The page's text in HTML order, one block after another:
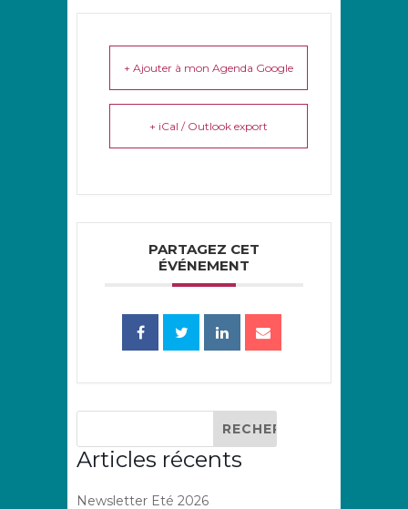
+ Ajouter à mon Agenda Google
+ iCal / Outlook export
PARTAGEZ CET
ÉVÉNEMENT
Articles récents
Newsletter Eté 2026